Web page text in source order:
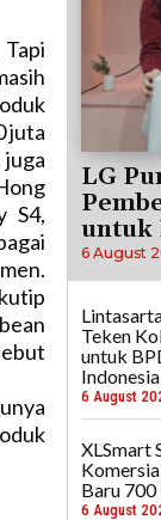
juta
S4,
LG
untuk
6 August
Teken
untuk
Indonesia
6 August
XLSmart
Baru
6 August